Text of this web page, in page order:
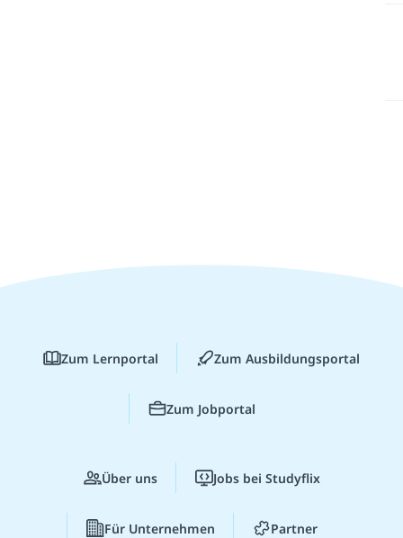
Zum Lernportal Zum Ausbildungsportal
Zum Jobportal
Über uns Jobs bei Studyflix
Für Unternehmen Partner